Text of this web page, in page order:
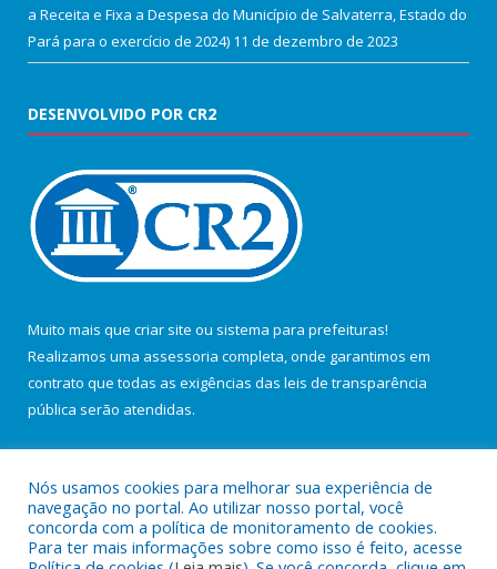
a Receita e Fixa a Despesa do Município de Salvaterra, Estado do
Pará para o exercício de 2024) 11 de dezembro de 2023
DESENVOLVIDO POR CR2
Muito mais que criar site ou sistema para prefeituras!
Realizamos uma assessoria completa, onde garantimos em
contrato que todas as exigências das leis de transparência
pública serão atendidas.
Nós usamos cookies para melhorar sua experiência de
navegação no portal. Ao utilizar nosso portal, você
concorda com a política de monitoramento de cookies.
Para ter mais informações sobre como isso é feito, acesse